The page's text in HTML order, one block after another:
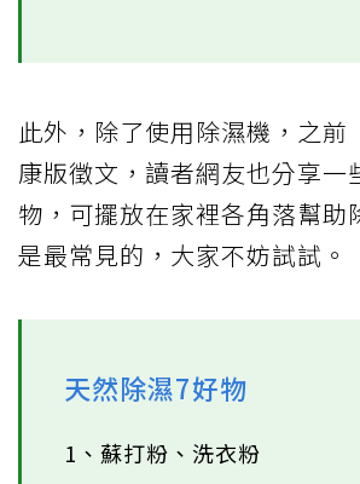
此外，除了使用除濕機，之前
康版徵文，讀者網友也分享一
物，可擺放在家裡各角落幫助
是最常見的，大家不妨試試。
天然除濕7好物
1、蘇打粉、洗衣粉